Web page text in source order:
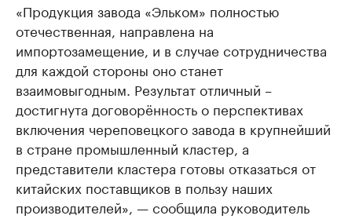
«Продукция завода «Эльком» полностью
отечественная, направлена на
импортозамещение, и в случае сотрудничества
для каждой стороны оно станет
взаимовыгодным. Результат отличный –
достигнута договорённость о перспективах
включения череповецкого завода в крупнейший
в стране промышленный кластер, а
представители кластера готовы отказаться от
китайских поставщиков в пользу наших
производителей», — сообщила руководитель